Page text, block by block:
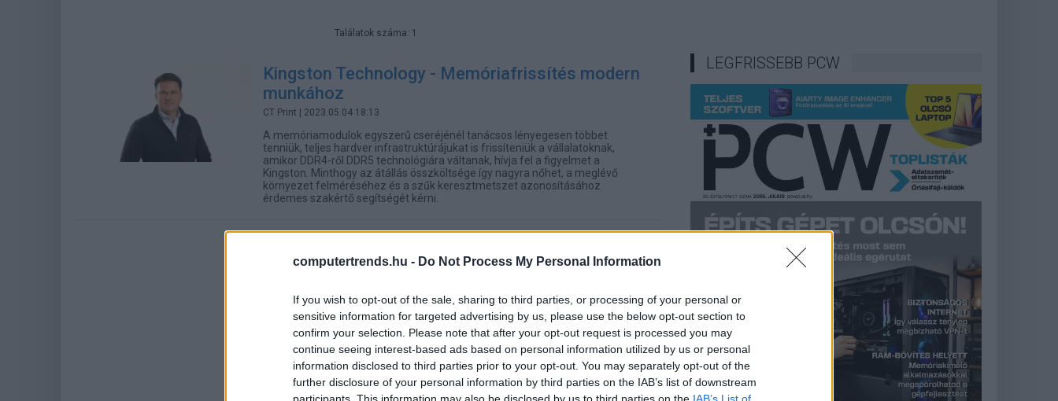
computertrends.hu - Do Not Process My Personal Information
If you wish to opt-out of the sale, sharing to third parties, or processing of your personal or
sensitive information for targeted advertising by us, please use the below opt-out section to
confirm your selection. Please note that after your opt-out request is processed you may
continue seeing interest-based ads based on personal information utilized by us or personal
information disclosed to third parties prior to your opt-out. You may separately opt-out of the
further disclosure of your personal information by third parties on the IAB’s list of downstream
participants. This information may also be disclosed by us to third parties on the IAB’s List of
Találatok száma: 1
Kingston Technology - Memóriafrissítés modern
munkához
CT Print | 2023.05.04 18:13
A memóriamodulok egyszerű cseréjénél tanácsos lényegesen többet
tenniük, teljes hardver infrastruktúrájukat is frissíteniük a vállalatoknak,
amikor DDR4-ről DDR5 technológiára váltanak, hívja fel a figyelmet a
Kingston. Minthogy az átállás összköltsége így nagyra nőhet, a meglévő
környezet felméréséhez és a szűk keresztmetszet azonosításához
érdemes szakértő segítségét kérni.
LEGFRISSEBB PCW